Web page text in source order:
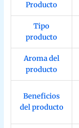
Producto
Tipo
producto
Aroma del
producto
Beneficios
del producto